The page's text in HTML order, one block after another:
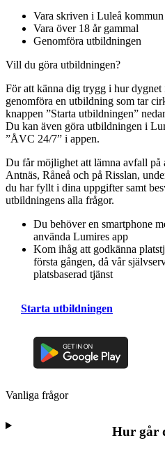
Vara skriven i Luleå kommun
Vara över 18 år gammal
Genomföra utbildningen
Vill du göra utbildningen?
För att känna dig trygg i hur
genomföra en utbildning som tar
knappen ”Starta utbildningen”
Du kan även göra utbildningen i
”ÅVC 24/7” i appen.
Du får möjlighet att lämna avfall på
Antnäs, Råneå och på Risslan,
du har fyllt i dina uppgifter samt
utbildningens alla frågor.
Du behöver en smartphone
använda Lumires app
Kom ihåg att godkänna
första gången, då vår
platsbaserad tjänst
Starta utbildningen
Vanliga frågor
Hur går